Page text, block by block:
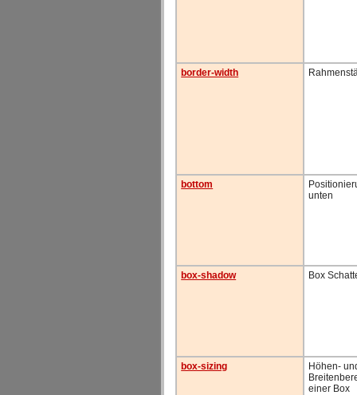
border-width
bottom
unten
box-shadow Box
box-sizing
Höhen-
einer Box